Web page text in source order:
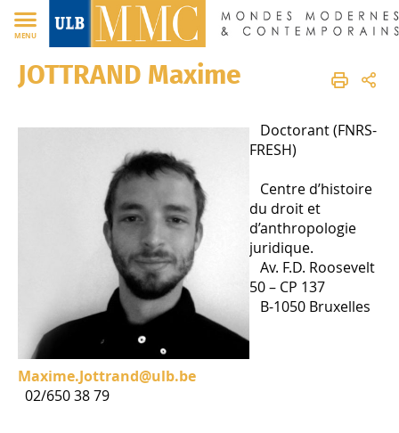
FR
MENU
MMC FR Membres Corps scientifique
JOTTRAND Maxime
Doctorant (FNRS-
FRESH)
Centre d’histoire
du droit et
d’anthropologie
juridique.
Av. F.D. Roosevelt
50 – CP 137
B-1050 Bruxelles
Maxime.Jottrand@ulb.be
02/650 38 79